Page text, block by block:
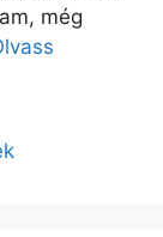
még